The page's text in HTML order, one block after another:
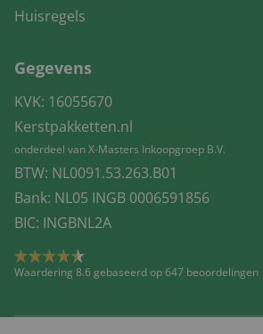
Huisregels
Gegevens
KVK: 16055670
Kerstpakketten.nl
onderdeel van X-Masters Inkoopgroep B.V.
BTW: NL0091.53.263.B01
Bank: NL05 INGB 0006591856
BIC: INGBNL2A
Waardering 8.6 gebaseerd op 647 beoordelingen